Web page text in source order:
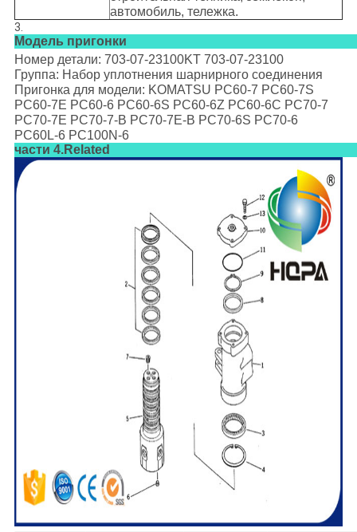
автомобиль, тележка.
3.
Модель пригонки
Номер детали: 703-07-23100KT 703-07-23100
Группа: Набор уплотнения шарнирного соединения
Пригонка для модели: KOMATSU PC60-7 PC60-7S
PC60-7E PC60-6 PC60-6S PC60-6Z PC60-6C PC70-7
PC70-7E PC70-7-B PC70-7E-B PC70-6S PC70-6
PC60L-6 PC100N-6
части 4.Related